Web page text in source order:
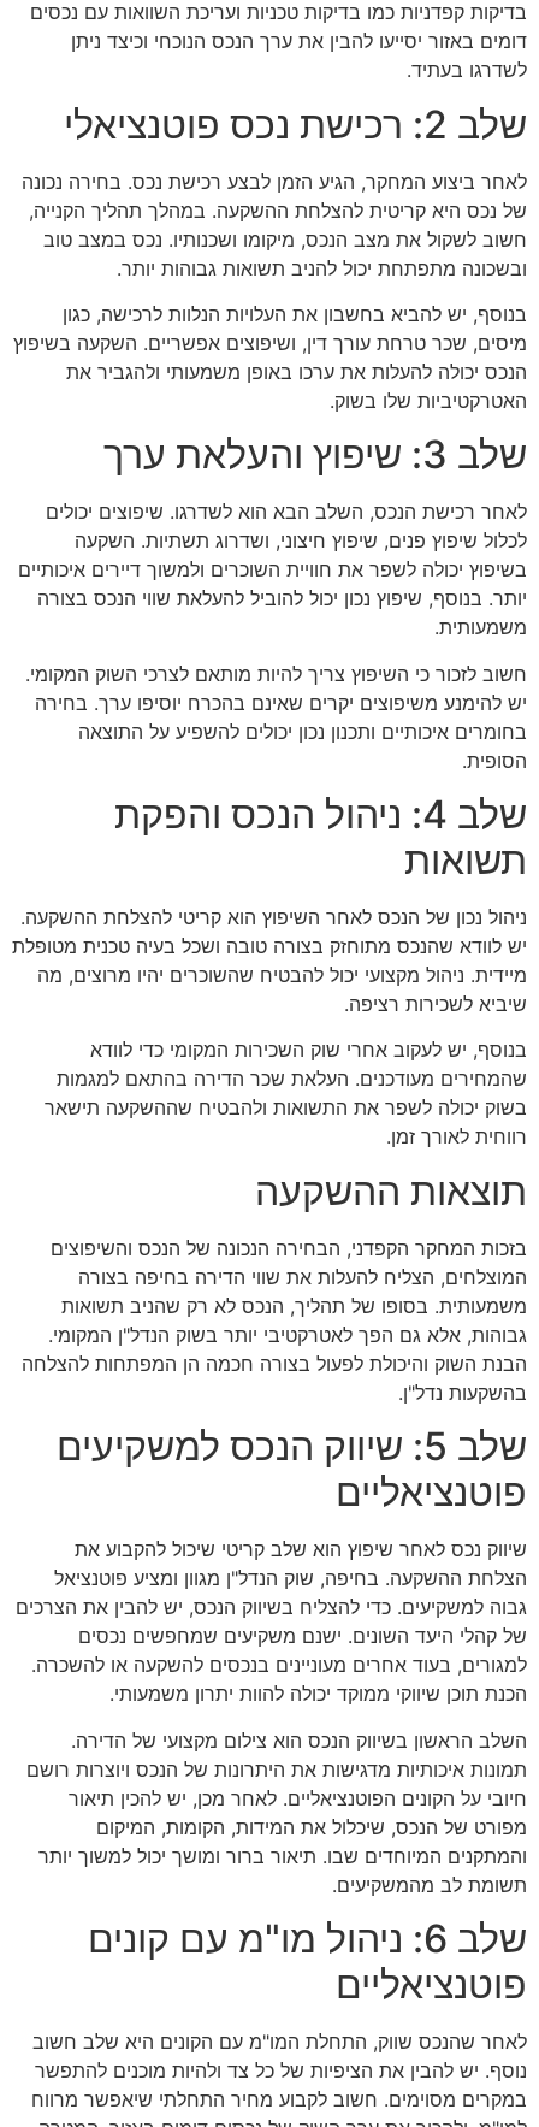
בדיקות קפדניות כמו בדיקות טכניות ועריכת השוואות עם נכסים
דומים באזור יסייעו להבין את ערך הנכס הנוכחי וכיצד ניתן
לשדרגו בעתיד.
שלב 2: רכישת נכס פוטנציאלי
לאחר ביצוע המחקר, הגיע הזמן לבצע רכישת נכס. בחירה נכונה
של נכס היא קריטית להצלחת ההשקעה. במהלך תהליך הקנייה,
חשוב לשקול את מצב הנכס, מיקומו ושכנותיו. נכס במצב טוב
ובשכונה מתפתחת יכול להניב תשואות גבוהות יותר.
בנוסף, יש להביא בחשבון את העלויות הנלוות לרכישה, כגון
מיסים, שכר טרחת עורך דין, ושיפוצים אפשריים. השקעה בשיפוץ
הנכס יכולה להעלות את ערכו באופן משמעותי ולהגביר את
האטרקטיביות שלו בשוק.
שלב 3: שיפוץ והעלאת ערך
לאחר רכישת הנכס, השלב הבא הוא לשדרגו. שיפוצים יכולים
לכלול שיפוץ פנים, שיפוץ חיצוני, ושדרוג תשתיות. השקעה
בשיפוץ יכולה לשפר את חוויית השוכרים ולמשוך דיירים איכותיים
יותר. בנוסף, שיפוץ נכון יכול להוביל להעלאת שווי הנכס בצורה
משמעותית.
חשוב לזכור כי השיפוץ צריך להיות מותאם לצרכי השוק המקומי.
יש להימנע משיפוצים יקרים שאינם בהכרח יוסיפו ערך. בחירה
בחומרים איכותיים ותכנון נכון יכולים להשפיע על התוצאה
הסופית.
שלב 4: ניהול הנכס והפקת
תשואות
ניהול נכון של הנכס לאחר השיפוץ הוא קריטי להצלחת ההשקעה.
יש לוודא שהנכס מתוחזק בצורה טובה ושכל בעיה טכנית מטופלת
מיידית. ניהול מקצועי יכול להבטיח שהשוכרים יהיו מרוצים, מה
שיביא לשכירות רציפה.
בנוסף, יש לעקוב אחרי שוק השכירות המקומי כדי לוודא
שהמחירים מעודכנים. העלאת שכר הדירה בהתאם למגמות
בשוק יכולה לשפר את התשואות ולהבטיח שההשקעה תישאר
רווחית לאורך זמן.
תוצאות ההשקעה
בזכות המחקר הקפדני, הבחירה הנכונה של הנכס והשיפוצים
המוצלחים, הצליח להעלות את שווי הדירה בחיפה בצורה
משמעותית. בסופו של תהליך, הנכס לא רק שהניב תשואות
גבוהות, אלא גם הפך לאטרקטיבי יותר בשוק הנדל"ן המקומי.
הבנת השוק והיכולת לפעול בצורה חכמה הן המפתחות להצלחה
בהשקעות נדל"ן.
שלב 5: שיווק הנכס למשקיעים
פוטנציאליים
שיווק נכס לאחר שיפוץ הוא שלב קריטי שיכול להקבוע את
הצלחת ההשקעה. בחיפה, שוק הנדל"ן מגוון ומציע פוטנציאל
גבוה למשקיעים. כדי להצליח בשיווק הנכס, יש להבין את הצרכים
של קהלי היעד השונים. ישנם משקיעים שמחפשים נכסים
למגורים, בעוד אחרים מעוניינים בנכסים להשקעה או להשכרה.
הכנת תוכן שיווקי ממוקד יכולה להוות יתרון משמעותי.
השלב הראשון בשיווק הנכס הוא צילום מקצועי של הדירה.
תמונות איכותיות מדגישות את היתרונות של הנכס ויוצרות רושם
חיובי על הקונים הפוטנציאליים. לאחר מכן, יש להכין תיאור
מפורט של הנכס, שיכלול את המידות, הקומות, המיקום
והמתקנים המיוחדים שבו. תיאור ברור ומושך יכול למשוך יותר
תשומת לב מהמשקיעים.
שלב 6: ניהול מו"מ עם קונים
פוטנציאליים
לאחר שהנכס שווק, התחלת המו"מ עם הקונים היא שלב חשוב
נוסף. יש להבין את הציפיות של כל צד ולהיות מוכנים להתפשר
במקרים מסוימים. חשוב לקבוע מחיר התחלתי שיאפשר מרווח